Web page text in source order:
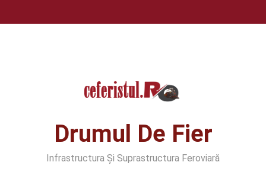
Drumul De Fier
Infrastructura Și Suprastructura Feroviară